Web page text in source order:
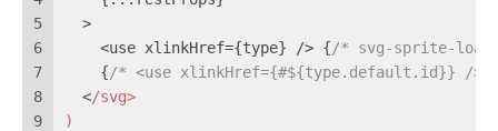
5
6
7
8
9
  >
    <use xlinkHref={type} /> {
/* svg-sprite-
    {
/* <use xlinkHref={#${type.default.id}} />
  <
/svg>
)